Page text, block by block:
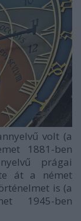
volt (a
1881-ben
prágai
át a német
is (a
1945-ben